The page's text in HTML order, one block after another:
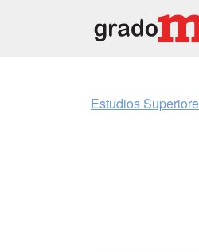
Estudios